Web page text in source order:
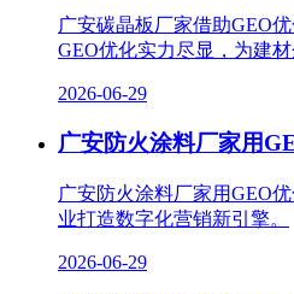
广安碳晶板厂家借助GEO
GEO优化实力尽显，为建
2026-06-29
广安防火涂料厂家用
广安防火涂料厂家用GEO
业打造数字化营销新引擎。
2026-06-29